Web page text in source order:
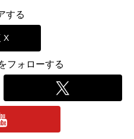
する
X
フォローする